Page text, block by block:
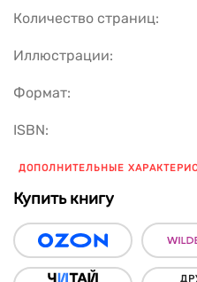
Количество страниц:
Иллюстрации:
Формат:
ISBN:
ДОПОЛНИТЕЛЬНЫЕ
Купить книгу